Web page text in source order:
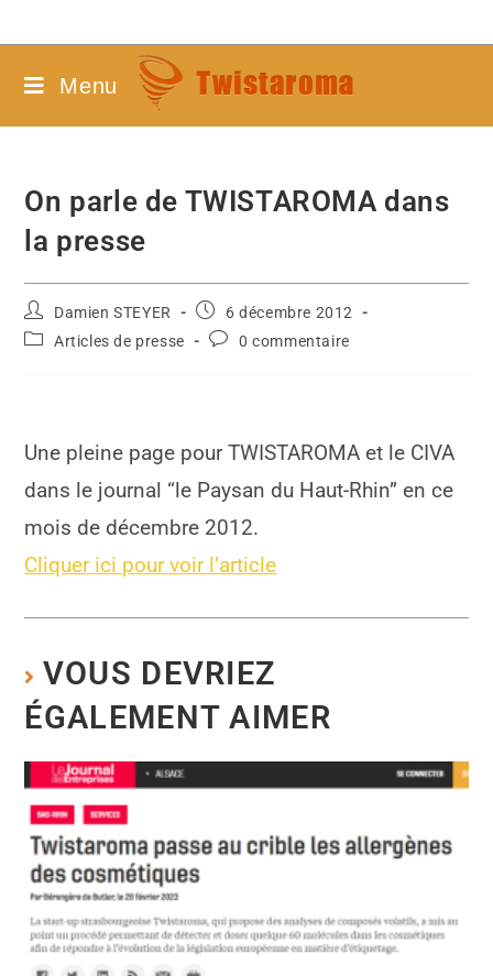
Menu
On parle de TWISTAROMA dans
la presse
Damien STEYER
6 décembre 2012
Articles de presse
0 commentaire
Une pleine page pour TWISTAROMA et le CIVA
dans le journal “le Paysan du Haut-Rhin” en ce
mois de décembre 2012.
Cliquer ici pour voir l’article
VOUS DEVRIEZ
ÉGALEMENT AIMER